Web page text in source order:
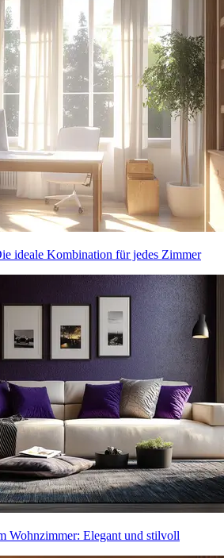
ideale Kombination für jedes Zimmer
Wohnzimmer: Elegant und stilvoll